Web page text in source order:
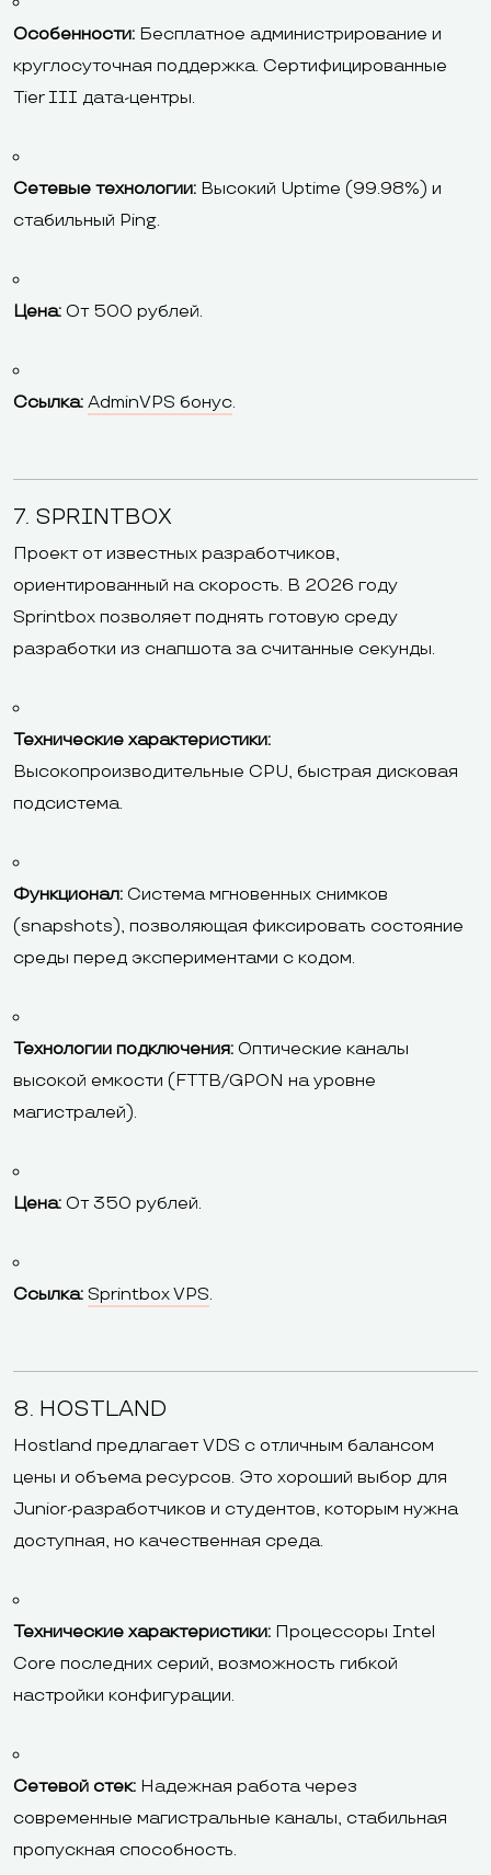
Особенности: Бесплатное администрирование и
круглосуточная поддержка. Сертифицированные
Tier III дата-центры.
Сетевые технологии: Высокий Uptime (99.98%) и
стабильный Ping.
Цена: От 500 рублей.
Ссылка: AdminVPS бонус.
7. SPRINTBOX
Проект от известных разработчиков,
ориентированный на скорость. В 2026 году
Sprintbox позволяет поднять готовую среду
разработки из снапшота за считанные секунды.
Технические характеристики:
Высокопроизводительные CPU, быстрая дисковая
подсистема.
Функционал: Система мгновенных снимков
(snapshots), позволяющая фиксировать состояние
среды перед экспериментами с кодом.
Технологии подключения: Оптические каналы
высокой емкости (FTTB/GPON на уровне
магистралей).
Цена: От 350 рублей.
Ссылка: Sprintbox VPS.
8. HOSTLAND
Hostland предлагает VDS с отличным балансом
цены и объема ресурсов. Это хороший выбор для
Junior-разработчиков и студентов, которым нужна
доступная, но качественная среда.
Технические характеристики: Процессоры Intel
Core последних серий, возможность гибкой
настройки конфигурации.
Сетевой стек: Надежная работа через
современные магистральные каналы, стабильная
пропускная способность.